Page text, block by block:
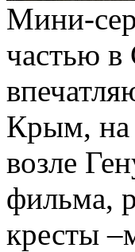
Мини-
частью в
Крым, на
возле
фильма,
кресты